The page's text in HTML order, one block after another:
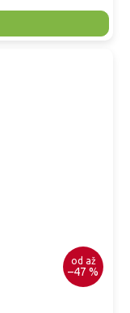
od až
–47 %